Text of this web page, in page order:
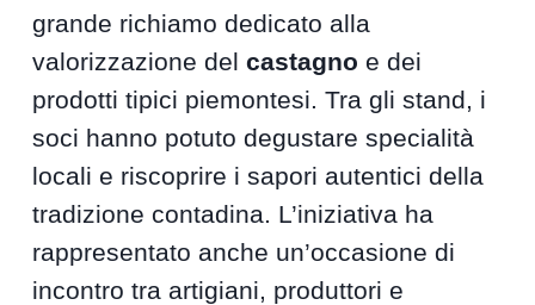
grande richiamo dedicato alla
valorizzazione delcastagno e dei
prodotti tipici piemontesi. Tra gli stand, i
soci hanno potuto degustare specialità
locali e riscoprire i sapori autentici della
tradizione contadina. L’iniziativa ha
rappresentato anche un’occasione di
incontro tra artigiani, produttori e